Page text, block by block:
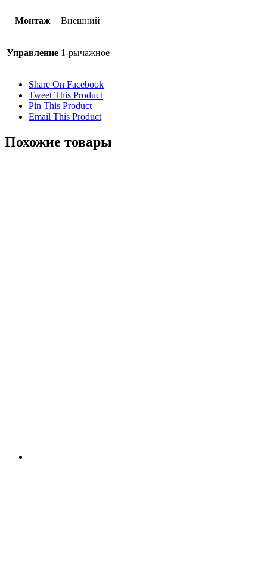
Монтаж Внешний
Управление 1-рычажное
Share On Facebook
Tweet This Product
Pin This Product
Email This Product
Похожие товары